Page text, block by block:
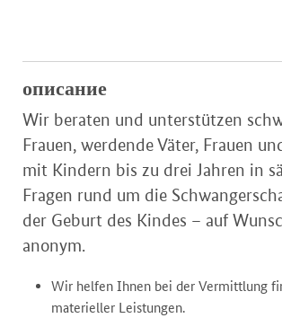
описание
Wir beraten und unterstützen
Frauen, werdende Väter, Frauen
mit Kindern bis zu drei Jahren in
Fragen rund um die
der Geburt des Kindes – auf
anonym.
Wir helfen Ihnen bei der Vermittlung
materieller Leistungen.